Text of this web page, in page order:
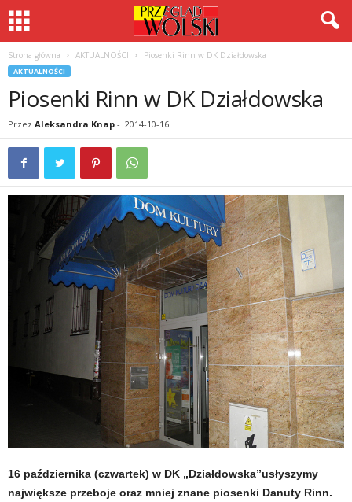
Strona główna AKTUALNOŚCI Piosenki Rinn w DK Działdowska
AKTUALNOŚCI
Piosenki Rinn w DK Działdowska
Przez Aleksandra Knap - 2014-10-16
16 października (czwartek) w DK „Działdowska”usłyszymy
największe przeboje oraz mniej znane piosenki Danuty Rinn.